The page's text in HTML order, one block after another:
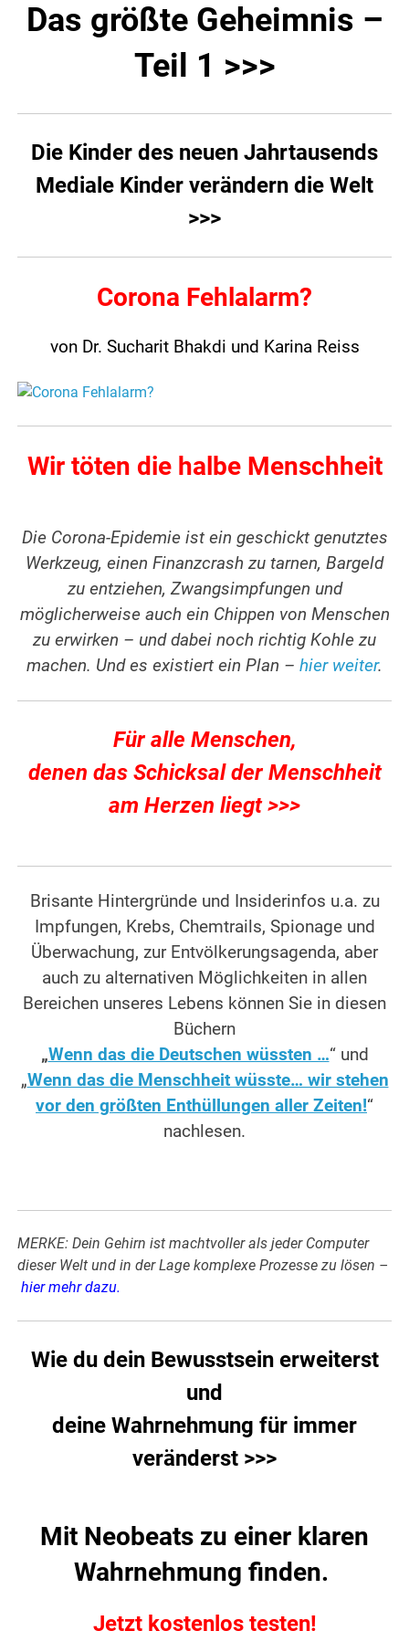
Das größte Geheimnis –
Teil 1 >>>
Die Kinder des neuen Jahrtausends
Mediale Kinder verändern die Welt
>>>
Corona Fehlalarm?
von Dr. Sucharit Bhakdi und Karina Reiss
Wir töten die halbe Menschheit
Die Corona-Epidemie ist ein geschickt genutztes
Werkzeug, einen Finanzcrash zu tarnen, Bargeld
zu entziehen, Zwangsimpfungen und
möglicherweise auch ein Chippen von Menschen
zu erwirken – und dabei noch richtig Kohle zu
machen. Und es existiert ein Plan – hier weiter.
Für alle Menschen,
denen das Schicksal der Menschheit
am Herzen liegt >>>
Brisante Hintergründe und Insiderinfos u.a. zu
Impfungen, Krebs, Chemtrails, Spionage und
Überwachung, zur Entvölkerungsagenda, aber
auch zu alternativen Möglichkeiten in allen
Bereichen unseres Lebens können Sie in diesen
Büchern
„Wenn das die Deutschen wüssten …“ und
„Wenn das die Menschheit wüsste… wir stehen
vor den größten Enthüllungen aller Zeiten!“
nachlesen.
MERKE: Dein Gehirn ist machtvoller als jeder Computer
dieser Welt und in der Lage komplexe Prozesse zu lösen –
hier mehr dazu.
Wie du dein Bewusstsein erweiterst
und
deine Wahrnehmung für immer
veränderst >>>
Mit Neobeats zu einer klaren
Wahrnehmung finden.
Jetzt kostenlos testen!